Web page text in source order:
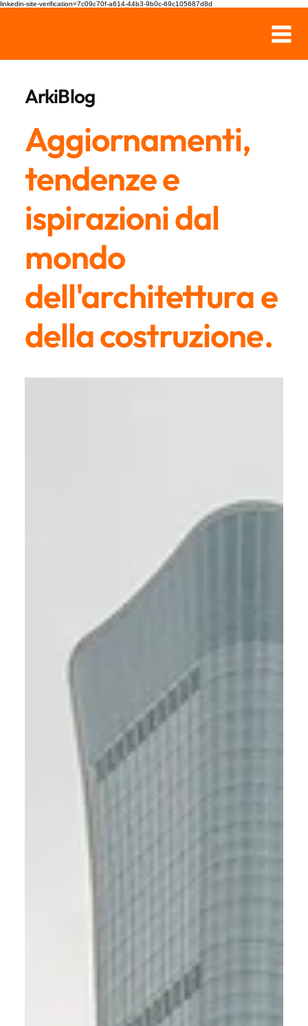
linkedin-site-verification=7c09c70f-a614-44b3-9b0c-69c105687d8d
ArkiBlog
Aggiornamenti,
tendenze e
ispirazioni dal
mondo
dell'architettura e
della costruzione.